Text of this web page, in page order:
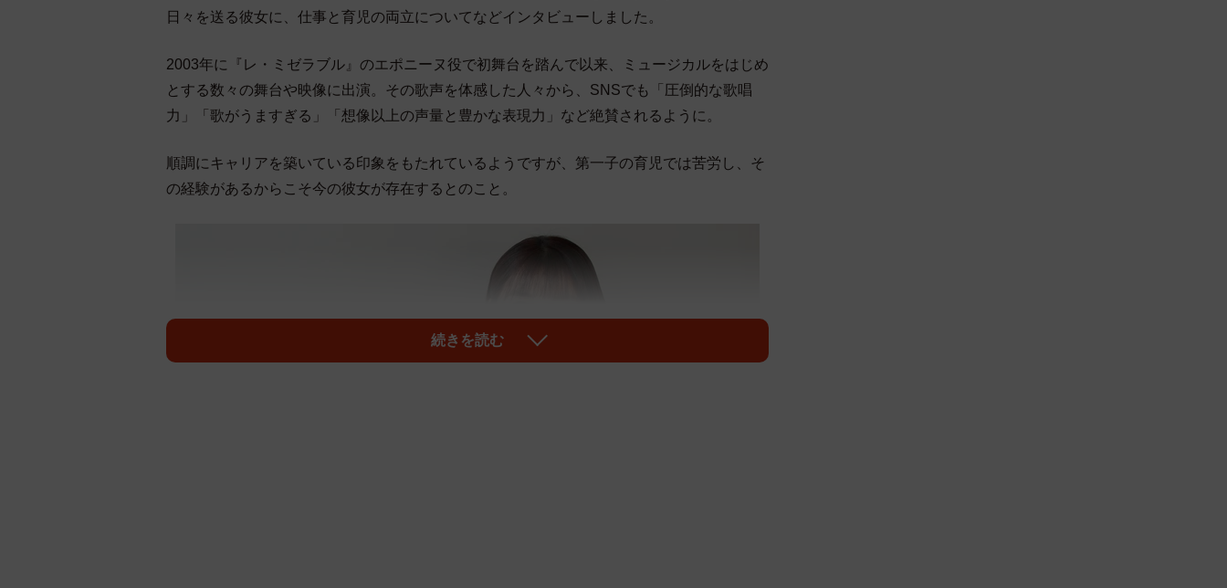
日々を送る彼女に、仕事と育児の両立についてなどインタビューしました。
2003年に『レ・ミゼラブル』のエポニーヌ役で初舞台を踏んで以来、ミュージカルをはじめ
とする数々の舞台や映像に出演。その歌声を体感した人々から、SNSでも「圧倒的な歌唱
力」「歌がうますぎる」「想像以上の声量と豊かな表現力」など絶賛されるように。
順調にキャリアを築いている印象をもたれているようですが、第一子の育児では苦労し、そ
の経験があるからこそ今の彼女が存在するとのこと。
続きを読む